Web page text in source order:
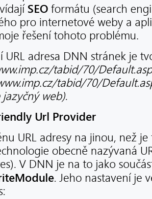
SEO formátu (search
pro internetové weby a
řešení tohoto problému.
URL adresa DNN stránek je
tabid/70/
tabid/70/
jazyčný web).
Url Provider
URL adresy na jinou, než
obecně nazývaná
V DNN je na to jako
. Jeho nastavení je